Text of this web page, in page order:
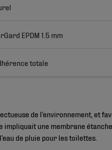
EPDM 1.5 mm
totale
de l’environnement, et
impliquait une membrane
de pluie pour les toilettes.